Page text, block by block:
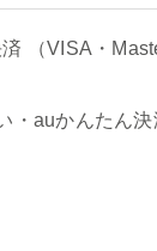
（VISA・
・auかんたん決